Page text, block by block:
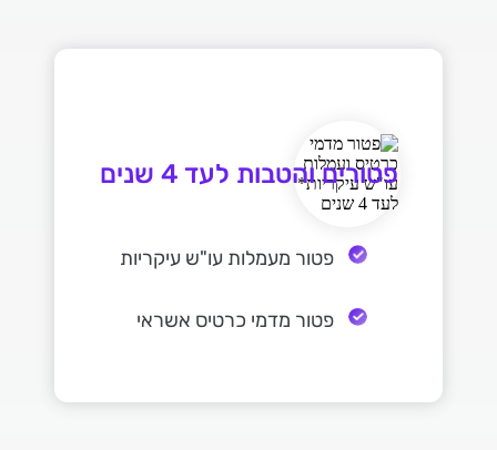
פטורים והטבות לעד 4 שנים
פטור מעמלות עו"ש עיקריות
פטור מדמי כרטיס אשראי